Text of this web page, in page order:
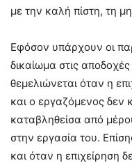
με την καλή πίστη, τη
Εφόσον υπάρχουν οι
δικαίωμα στις
θεμελιώνεται όταν η
και ο εργαζόμενος
καταβληθείσα από
στην εργασία του.
και όταν η επιχείρηση